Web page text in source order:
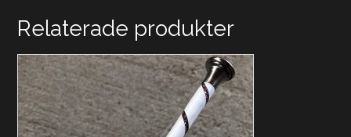
Relaterade produkter